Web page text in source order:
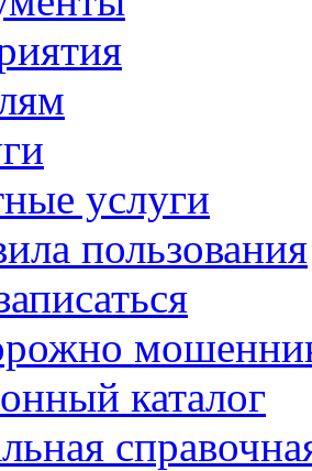
услуги
пользования
каталог